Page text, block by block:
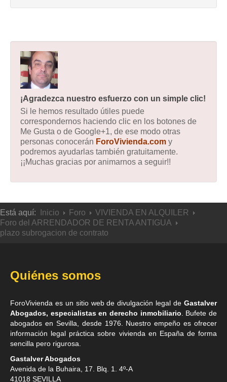
¡Agradezca nuestro esfuerzo con un simple clic!
Si le hemos resultado útiles puede
correspondernos haciendo clic en los botones de
Me Gusta o de Google+1, de ese modo otras
personas conocerán ForoVivienda.com y
podremos ayudarlas también gratuitamente.
¡¡Muchas gracias por animarnos a seguir!!
Está aquí: Inicio Foro
VIVIENDA EN ALQUILER
Foro del ARRENDADOR DE RENTA ANTIGUA
plazo subrogacion de contrato
Quiénes somos
ForoVivienda es un sitio web de divulgación legal de Gastalver
Abogados, especialistas en derecho inmobiliario . Bufete de
abogados en Sevilla , desde 1976. Nuestro empeño es ofrecer
información legal práctica sobre vivienda en España de forma
sencilla pero rigurosa.
Gastalver Abogados
Avenida de la Buhaira, 17. Blq. 1. 4º-A
41018 SEVILLA